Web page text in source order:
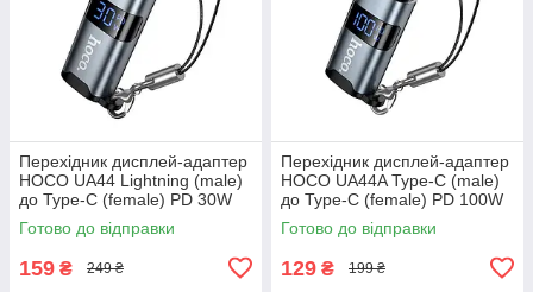
Перехідник дисплей-адаптер
HOCO UA44 Lightning (male)
до Type-C (female) PD 30W
Готово до відправки
159 ₴ 249 ₴
Перехідник дисплей-адаптер
HOCO UA44A Type-C (male)
до Type-C (female) PD 100W
Готово до відправки
129 ₴ 199 ₴